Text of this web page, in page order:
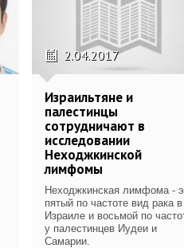
2.04.2017
Израильтяне и
палестинцы
сотрудничают в
исследовании
Неходжкинской
лимфомы
Неходжкинская лимфома -
пятый по частоте вид рака в
Израиле и восьмой по
у палестинцев Иудеи и
Самарии. ​